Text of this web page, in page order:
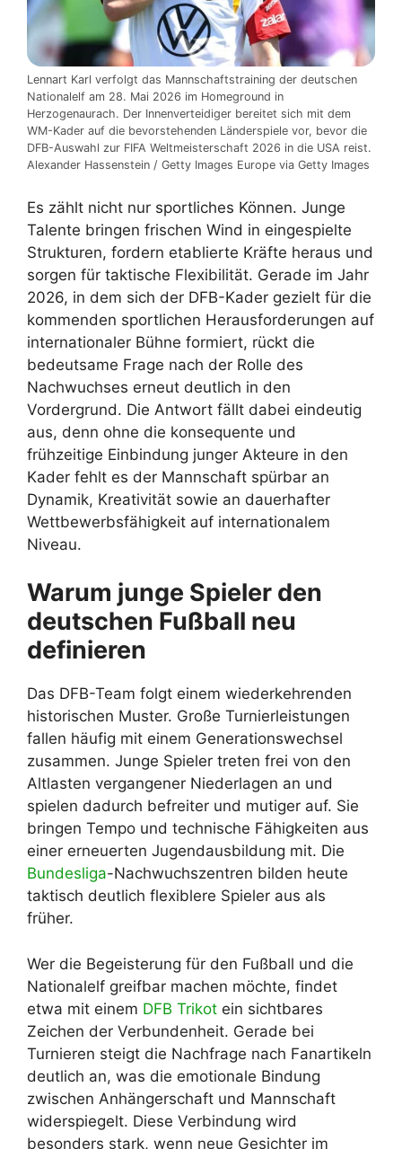
Lennart Karl verfolgt das Mannschaftstraining der deutschen
Nationalelf am 28. Mai 2026 im Homeground in
Herzogenaurach. Der Innenverteidiger bereitet sich mit dem
WM-Kader auf die bevorstehenden Länderspiele vor, bevor die
DFB-Auswahl zur FIFA Weltmeisterschaft 2026 in die USA reist.
Alexander Hassenstein / Getty Images Europe via Getty Images
Es zählt nicht nur sportliches Können. Junge
Talente bringen frischen Wind in eingespielte
Strukturen, fordern etablierte Kräfte heraus und
sorgen für taktische Flexibilität. Gerade im Jahr
2026, in dem sich der DFB-Kader gezielt für die
kommenden sportlichen Herausforderungen auf
internationaler Bühne formiert, rückt die
bedeutsame Frage nach der Rolle des
Nachwuchses erneut deutlich in den
Vordergrund. Die Antwort fällt dabei eindeutig
aus, denn ohne die konsequente und
frühzeitige Einbindung junger Akteure in den
Kader fehlt es der Mannschaft spürbar an
Dynamik, Kreativität sowie an dauerhafter
Wettbewerbsfähigkeit auf internationalem
Niveau.
Warum junge Spieler den
deutschen Fußball neu
definieren
Das DFB-Team folgt einem wiederkehrenden
historischen Muster. Große Turnierleistungen
fallen häufig mit einem Generationswechsel
zusammen. Junge Spieler treten frei von den
Altlasten vergangener Niederlagen an und
spielen dadurch befreiter und mutiger auf. Sie
bringen Tempo und technische Fähigkeiten aus
einer erneuerten Jugendausbildung mit. Die
Bundesliga-Nachwuchszentren bilden heute
taktisch deutlich flexiblere Spieler aus als
früher.
Wer die Begeisterung für den Fußball und die
Nationalelf greifbar machen möchte, findet
etwa mit einem DFB Trikot ein sichtbares
Zeichen der Verbundenheit. Gerade bei
Turnieren steigt die Nachfrage nach Fanartikeln
deutlich an, was die emotionale Bindung
zwischen Anhängerschaft und Mannschaft
widerspiegelt. Diese Verbindung wird
besonders stark, wenn neue Gesichter im